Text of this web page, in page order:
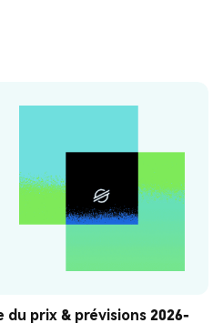
du prix & prévisions 2026-